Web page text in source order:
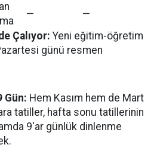
—
—
Çalıyor: Yeni eğitim-öğretim
günü resmen
Gün: Hem Kasım hem de Mart
tatiller, hafta sonu tatillerinin
9'ar günlük dinlenme